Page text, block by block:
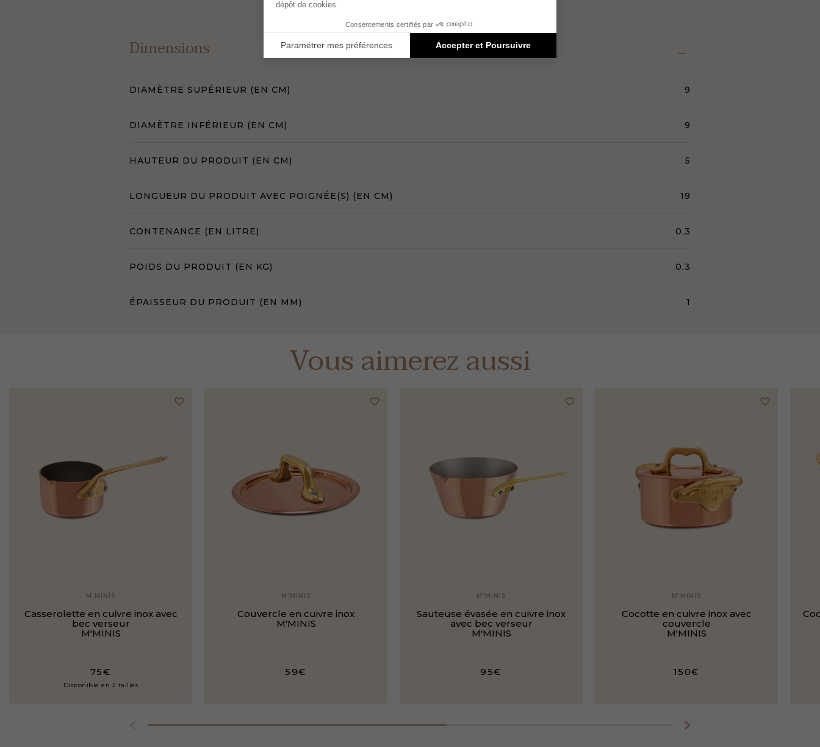
Dimensions
DIAMÈTRE SUPÉRIEUR (EN CM) 9
DIAMÈTRE INFÉRIEUR (EN CM) 9
HAUTEUR DU PRODUIT (EN CM) 5
LONGUEUR DU PRODUIT AVEC POIGNÉE(S) (EN CM) 19
CONTENANCE (EN LITRE) 0,3
POIDS DU PRODUIT (EN KG) 0,3
ÉPAISSEUR DU PRODUIT (EN MM) 1
Vous aimerez aussi
favorite_border
M'MINIS
Casserolette en cuivre inox avec
bec verseur
M'MINIS
75€
Disponible en 2 tailles
favorite_border
M'MINIS
Couvercle en cuivre inox
M'MINIS
59€
favorite_border
M'MINIS
Sauteuse évasée en cuivre inox
avec bec verseur
M'MINIS
95€
favorite_border
M'MINIS
Cocotte en cuivre inox avec
couvercle
M'MINIS
150€